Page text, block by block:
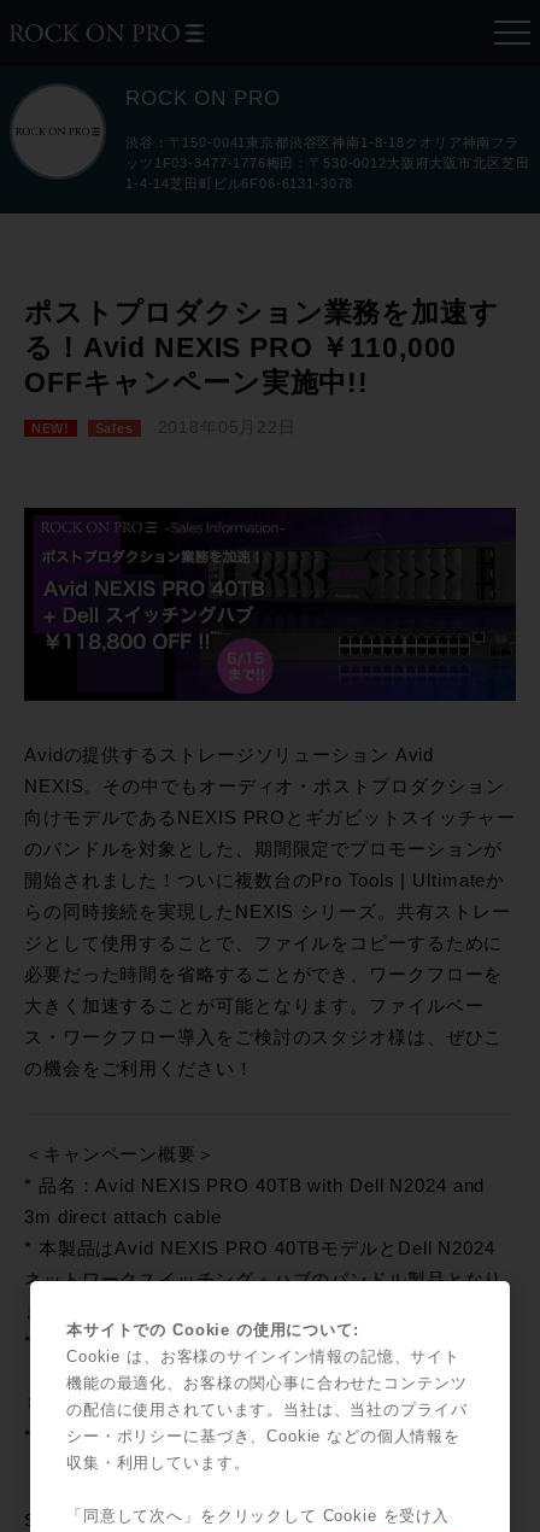
ROCK ON PRO
渋谷：〒150-0041東京都渋谷区神南1-8-18クオリア神南フラ
ッツ1F03-3477-1776梅田：〒530-0012大阪府大阪市北区芝田
1-4-14芝田町ビル6F06-6131-3078
ポストプロダクション業務を加速す
る！Avid NEXIS PRO ￥110,000
OFFキャンペーン実施中!!
NEW! Sales 2018年05月22日
Avidの提供するストレージソリューション Avid
NEXIS。その中でもオーディオ・ポストプロダクション
向けモデルであるNEXIS PROとギガビットスイッチャー
のバンドルを対象とした、期間限定でプロモーションが
開始されました！ついに複数台のPro Tools | Ultimateか
らの同時接続を実現したNEXIS シリーズ。共有ストレー
ジとして使用することで、ファイルをコピーするために
必要だった時間を省略することができ、ワークフローを
大きく加速することが可能となります。ファイルベー
ス・ワークフロー導入をご検討のスタジオ様は、ぜひこ
の機会をご利用ください！
＜キャンペーン概要＞
* 品名：Avid NEXIS PRO 40TB with Dell N2024 and
3m direct attach cable
* 本製品はAvid NEXIS PRO 40TBモデルとDell N2024
ネットワークスイッチング・ハブのバンドル製品となり
ます。
*
通常価格￥1,782,000
→プロモーション価格￥1,663,200（本体価格
￥1,540,000） ￥118,800 OFF !!
* 期限：2018年6月15日までのご発注が対象です。
SNSで共有
本サイトでの Cookie の使用について:
Cookie は、お客様のサインイン情報の記憶、サイト
機能の最適化、お客様の関心事に合わせたコンテンツ
の配信に使用されています。当社は、当社のプライバ
シー・ポリシーに基づき、Cookie などの個人情報を
収集・利用しています。
「同意して次へ」をクリックして Cookie を受け入